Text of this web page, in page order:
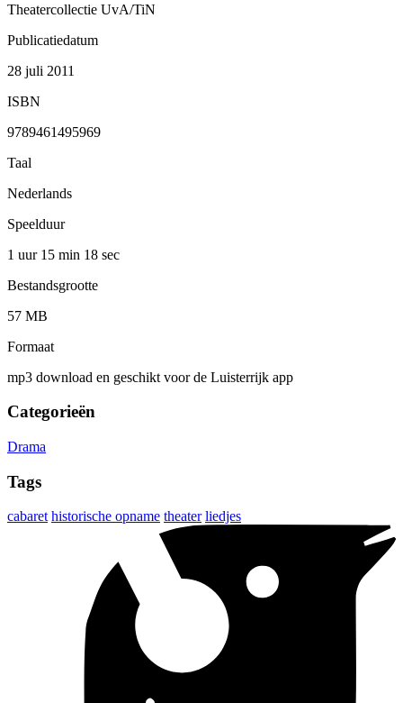
Theatercollectie UvA/TiN
Publicatiedatum
28 juli 2011
ISBN
9789461495969
Taal
Nederlands
Speelduur
1 uur 15 min 18 sec
Bestandsgrootte
57 MB
Formaat
mp3 download en geschikt voor de Luisterrijk app
Categorieën
Drama
Tags
cabaret historische opname theater liedjes